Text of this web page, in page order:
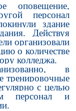
оповещение,
персонал
здание
Действуя
организовали
о количестве
колледжа.
в
тренировочные
с целью
персонал и